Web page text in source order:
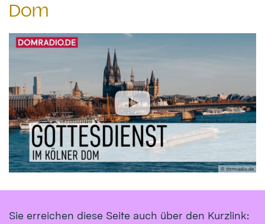
Dom
© domradio.de
Sie erreichen diese Seite auch über den Kurzlink: